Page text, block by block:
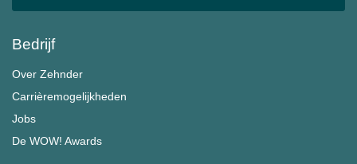
Bedrijf
Over Zehnder
Carrièremogelijkheden
Jobs
De WOW! Awards